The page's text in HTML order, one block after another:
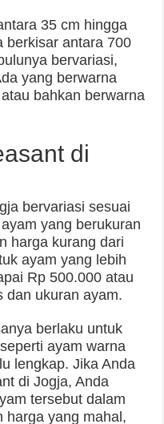
35 cm hingga
berkisar antara 700
bervariasi,
yang berwarna
bahkan berwarna
di
bervariasi sesuai
yang berukuran
harga kurang dari
ayam yang lebih
Rp 500.000 atau
dan ukuran ayam.
berlaku untuk
ayam warna
lengkap. Jika Anda
di Jogja, Anda
tersebut dalam
harga yang mahal,